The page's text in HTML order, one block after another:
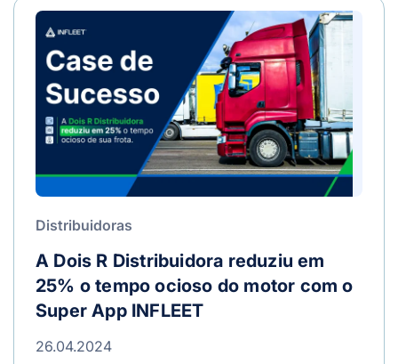
Distribuidoras
A Dois R Distribuidora reduziu em
25% o tempo ocioso do motor com o
Super App INFLEET
26.04.2024